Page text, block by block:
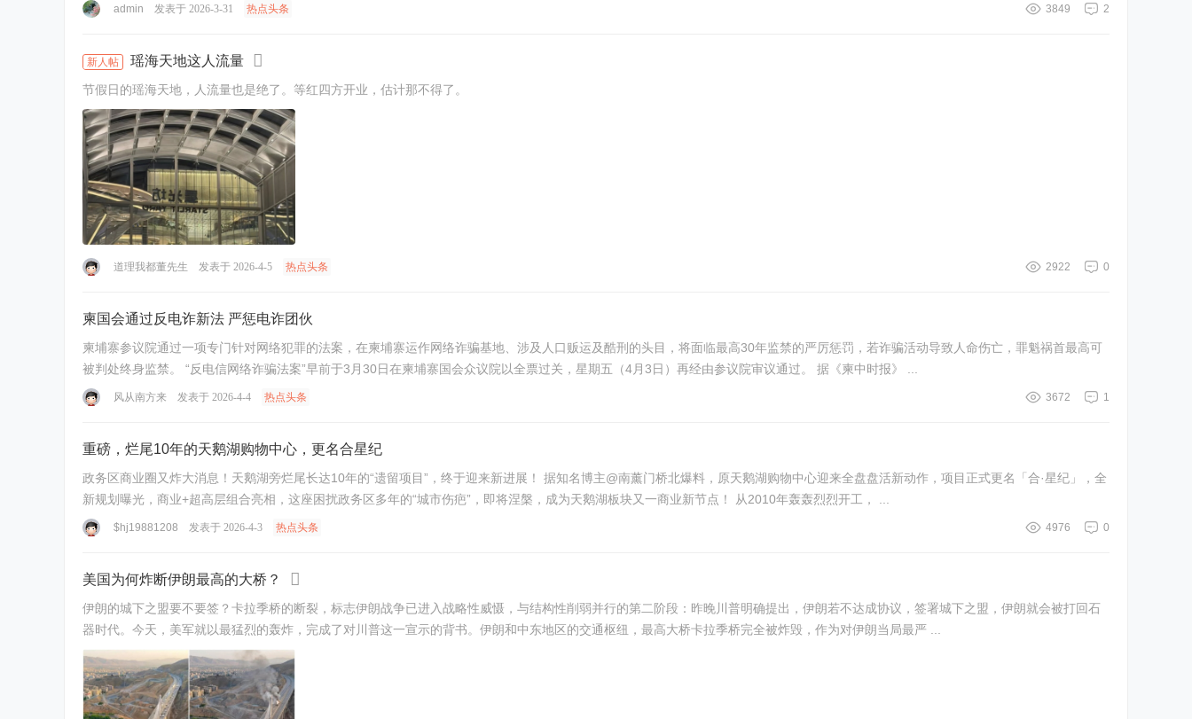
2
3849
admin 发表于 2026-3-31 热点头条
新人帖 瑶海天地这人流量
节假日的瑶海天地，人流量也是绝了。等红四方开业，估计那不得了。
0
2922
道理我都董先生 发表于 2026-4-5 热点头条
柬国会通过反电诈新法 严惩电诈团伙
柬埔寨参议院通过一项专门针对网络犯罪的法案，在柬埔寨运作网络诈骗基地、涉及人口贩运及酷刑的头目，将面临最高30年监禁的严厉惩罚，若诈骗活动导致人命伤亡，罪魁祸首最高可
被判处终身监禁。 “反电信网络诈骗法案”早前于3月30日在柬埔寨国会众议院以全票过关，星期五（4月3日）再经由参议院审议通过。 据《柬中时报》 ...
1
3672
风从南方来 发表于 2026-4-4 热点头条
重磅，烂尾10年的天鹅湖购物中心，更名合星纪
政务区商业圈又炸大消息！天鹅湖旁烂尾长达10年的“遗留项目”，终于迎来新进展！ 据知名博主@南薰门桥北爆料，原天鹅湖购物中心迎来全盘盘活新动作，项目正式更名「合·星纪」，全
新规划曝光，商业+超高层组合亮相，这座困扰政务区多年的“城市伤疤”，即将涅槃，成为天鹅湖板块又一商业新节点！ 从2010年轰轰烈烈开工， ...
0
4976
$hj19881208 发表于 2026-4-3 热点头条
美国为何炸断伊朗最高的大桥？
伊朗的城下之盟要不要签？卡拉季桥的断裂，标志伊朗战争已进入战略性威慑，与结构性削弱并行的第二阶段：昨晚川普明确提出，伊朗若不达成协议，签署城下之盟，伊朗就会被打回石
器时代。今天，美军就以最猛烈的轰炸，完成了对川普这一宣示的背书。伊朗和中东地区的交通枢纽，最高大桥卡拉季桥完全被炸毁，作为对伊朗当局最严 ...